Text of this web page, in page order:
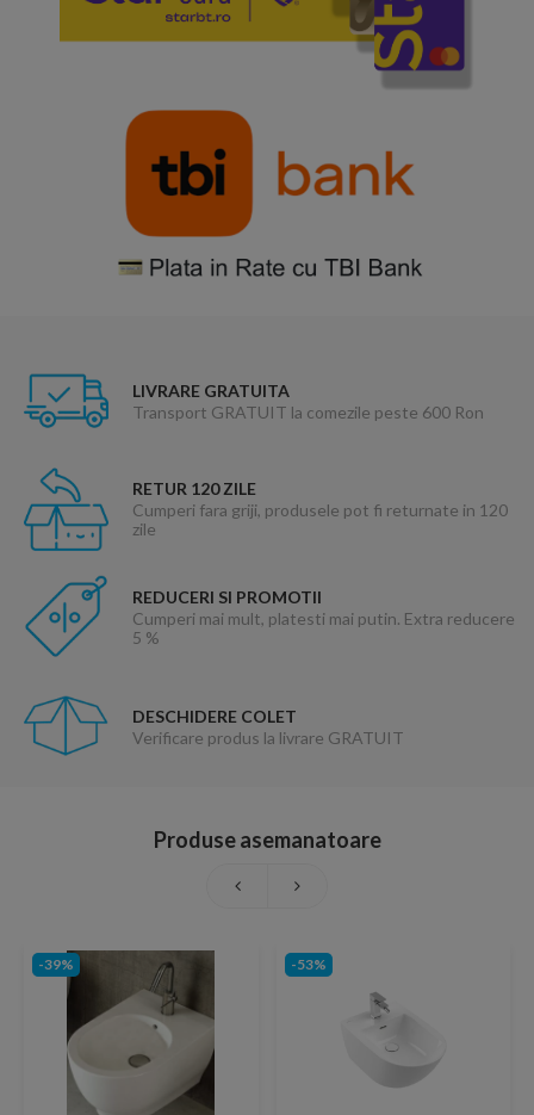
LIVRARE GRATUITA
Transport GRATUIT la comezile peste 600 Ron
RETUR 120 ZILE
Cumperi fara griji, produsele pot fi returnate in 120
zile
REDUCERI SI PROMOTII
Cumperi mai mult, platesti mai putin. Extra reducere
5 %
DESCHIDERE COLET
Verificare produs la livrare GRATUIT
Produse asemanatoare
-39% -53%